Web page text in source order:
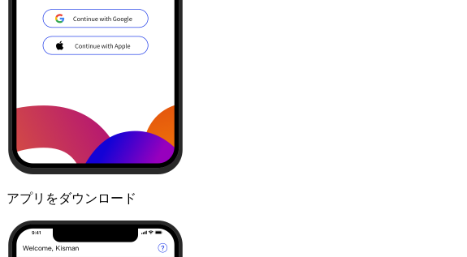
アプリをダウンロード